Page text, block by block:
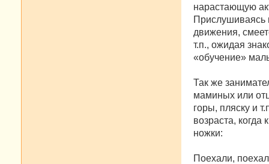
нарастающую
Прислушиваясь
движения,
т.п., ожидая
«обучение»
Так же
маминых или
горы, пляску и
возраста,
ножки:
Поехали,